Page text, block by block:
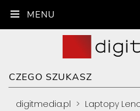
digitmedia.pl > Laptopy